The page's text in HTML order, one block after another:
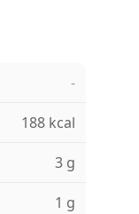
-
188 kcal
3 g
1 g